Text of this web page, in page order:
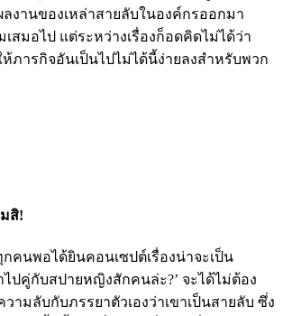
งานของเหล่าสายลับในองค์กรออกมา
เสมอไป แต่ระหว่างเรื่องก็อดคิดไม่ได้ว่า
ห้ภารกิจอันเป็นไปไม่ได้นี้ง่ายลงสำหรับพวก
สิ!
คนพอได้ยินคอนเซปต์เรื่องน่าจะเป็น
ไปคู่กับสปายหญิงสักคนล่ะ?’ จะได้ไม่ต้อง
ามลับกับภรรยาตัวเองว่าเขาเป็นสายลับ ซึ่ง